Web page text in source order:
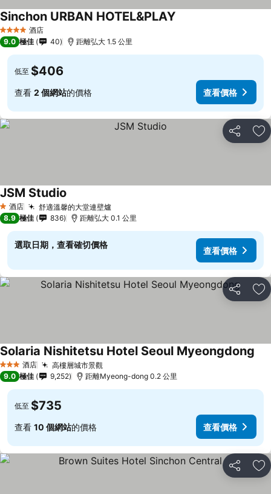
4 星級 酒店
Sinchon URBAN HOTEL&PLAY
9.0 極佳 40 距離弘大 1.5 公里
低至 $406
查看 2 個網站的價格 查看價格
分享 放
1 星級
酒店 舒適溫馨的大堂連壁爐
JSM Studio
8.9 極佳 836 距離弘大 0.1 公里
選取日期，查看確切價格
查看價格
分享 放
3 星級 酒店 高樓層城市景觀
Solaria Nishitetsu Hotel Seoul Myeongdong
9.0 極佳 9,252 距離Myeong-dong 0.2 公里
低至 $735
查看 10 個網站的價格 查看價格
分享 放